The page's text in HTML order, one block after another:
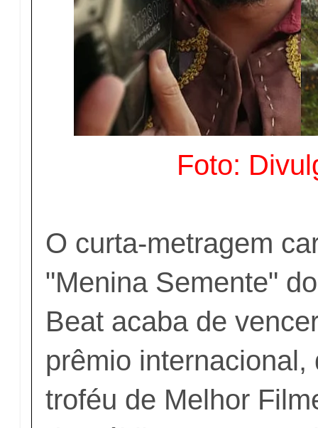
Foto:
O curta-metragem
"Menina Semente"
Beat acaba de
prêmio internacional,
troféu de Melhor